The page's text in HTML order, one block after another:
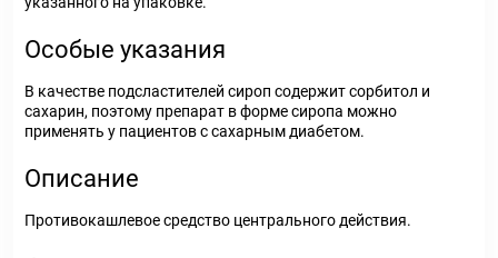
Особые указания
В качестве подсластителей сироп содержит сорбитол и
сахарин, поэтому препарат в форме сиропа можно
применять у пациентов с сахарным диабетом.
Описание
Противокашлевое средство центрального действия.